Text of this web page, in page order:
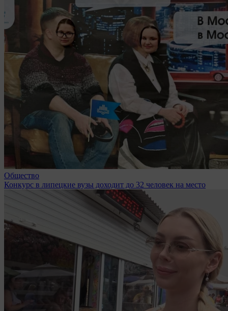
Общество
Конкурс в липецкие вузы доходит до 32 человек на место